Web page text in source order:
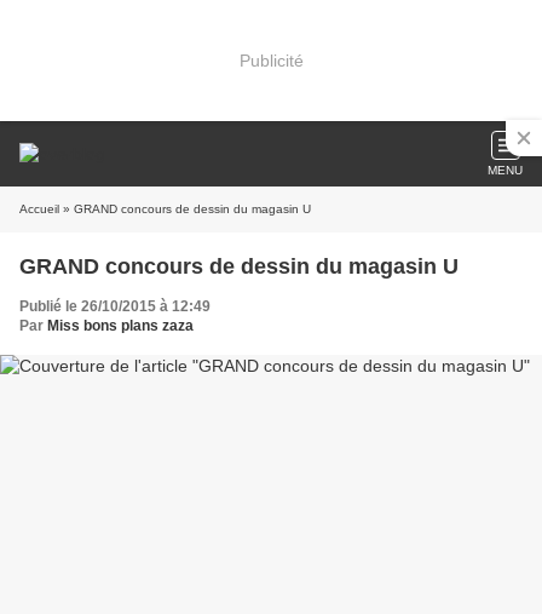
Publicité
MENU
Accueil » GRAND concours de dessin du magasin U
GRAND concours de dessin du magasin U
Publié le 26/10/2015 à 12:49
Par Miss bons plans zaza